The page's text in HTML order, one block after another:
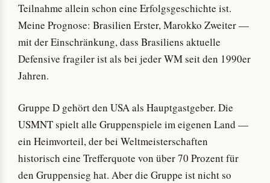
Teilnahme allein schon eine Erfolgsgeschichte ist.
Meine Prognose: Brasilien Erster, Marokko Zweiter —
mit der Einschränkung, dass Brasiliens aktuelle
Defensive fragiler ist als bei jeder WM seit den 1990er
Jahren.
Gruppe D gehört den USA als Hauptgastgeber. Die
USMNT spielt alle Gruppenspiele im eigenen Land —
ein Heimvorteil, der bei Weltmeisterschaften
historisch eine Trefferquote von über 70 Prozent für
den Gruppensieg hat. Aber die Gruppe ist nicht so